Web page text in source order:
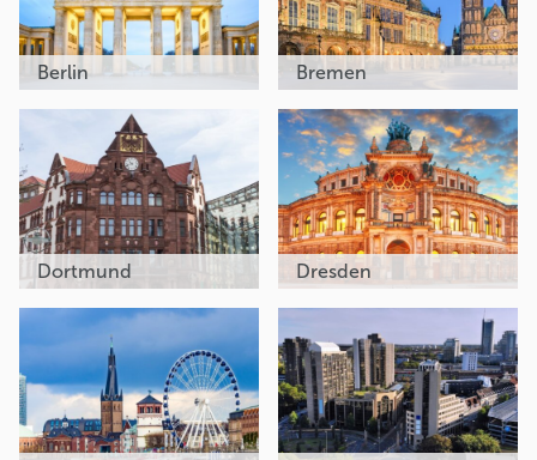
Berlin Bremen
Dortmund Dresden